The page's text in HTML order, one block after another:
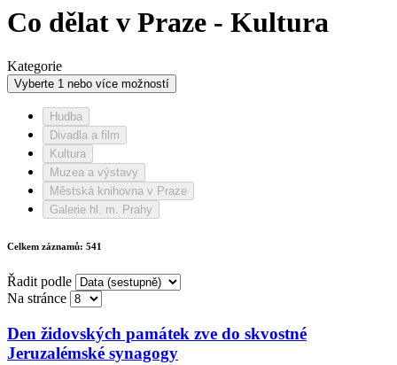
Co dělat v Praze - Kultura
Kategorie
Vyberte 1 nebo více možností
Hudba
Divadla a film
Kultura
Muzea a výstavy
Městská knihovna v Praze
Galerie hl. m. Prahy
Celkem záznamů: 541
Řadit podle
Na stránce
Den židovských památek zve do skvostné
Jeruzalémské synagogy